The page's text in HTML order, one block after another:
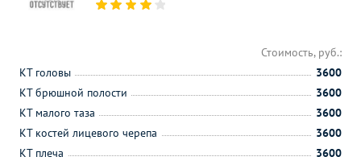
Стоимость, руб.:
КТ головы
3600
КТ брюшной полости
3600
КТ малого таза
3600
КТ костей лицевого черепа
3600
КТ плеча
3600